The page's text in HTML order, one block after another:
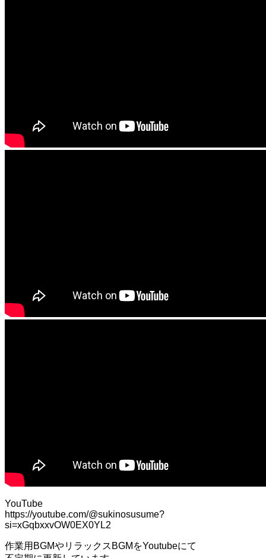
YouTube
https://youtube.com/@sukinosusume?
si=xGqbxxvOW0EX0YL2
作業用BGMやリラックスBGMをYoutubeにて